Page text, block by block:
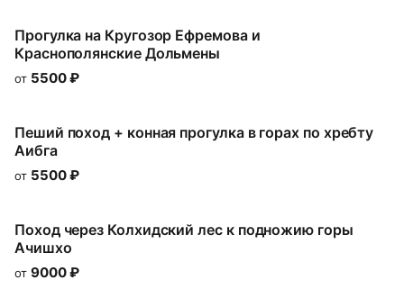
Прогулка на Кругозор Ефремова и
Краснополянские Дольмены
от 5500₽
Пеший поход + конная прогулка в горах по хребту
Аибга
от 5500₽
Поход через Колхидский лес к подножию горы
Ачишхо
от 9000₽